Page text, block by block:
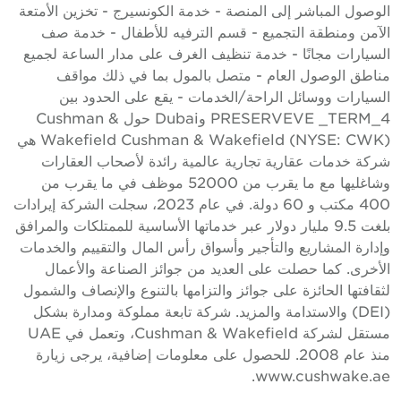
الوصول المباشر إلى المنصة - خدمة الكونسيرج - تخزين الأمتعة
الآمن ومنطقة التجميع - قسم الترفيه للأطفال - خدمة صف
السيارات مجانًا - خدمة تنظيف الغرف على مدار الساعة لجميع
مناطق الوصول العام - متصل بالمول بما في ذلك مواقف
السيارات ووسائل الراحة/الخدمات - يقع على الحدود بين
PRESERVEVE _TERM_4 وDubai حول Cushman &
Wakefield Cushman & Wakefield (NYSE: CWK) هي
شركة خدمات عقارية تجارية عالمية رائدة لأصحاب العقارات
وشاغليها مع ما يقرب من 52000 موظف في ما يقرب من
400 مكتب و 60 دولة. في عام 2023، سجلت الشركة إيرادات
بلغت 9.5 مليار دولار عبر خدماتها الأساسية للممتلكات والمرافق
وإدارة المشاريع والتأجير وأسواق رأس المال والتقييم والخدمات
الأخرى. كما حصلت على العديد من جوائز الصناعة والأعمال
لثقافتها الحائزة على جوائز والتزامها بالتنوع والإنصاف والشمول
(DEI) والاستدامة والمزيد. شركة تابعة مملوكة ومدارة بشكل
مستقل لشركة Cushman & Wakefield، وتعمل في UAE
منذ عام 2008. للحصول على معلومات إضافية، يرجى زيارة
www.cushwake.ae.